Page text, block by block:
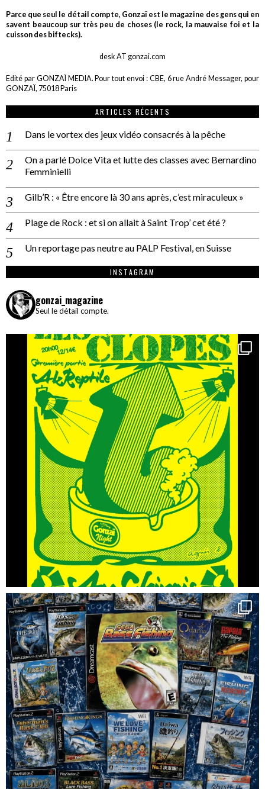
Parce que seul le détail compte, Gonzaï est le magazine des gens qui en
savent beaucoup sur très peu de choses (le rock, la mauvaise foi et la
cuisson des biftecks).
desk AT gonzai.com
Edité par GONZAÏ MEDIA. Pour tout envoi : CBE, 6 rue André Messager, pour
GONZAÏ, 75018 Paris
ARTICLES RÉCENTS
Dans le vortex des jeux vidéo consacrés à la pêche
On a parlé Dolce Vita et lutte des classes avec Bernardino
Femminielli
Gilb’R : « Être encore là 30 ans après, c’est miraculeux »
Plage de Rock : et si on allait à Saint Trop’ cet été ?
Un reportage pas neutre au PALP Festival, en Suisse
INSTAGRAM
gonzai_magazine
Seul le détail compte.